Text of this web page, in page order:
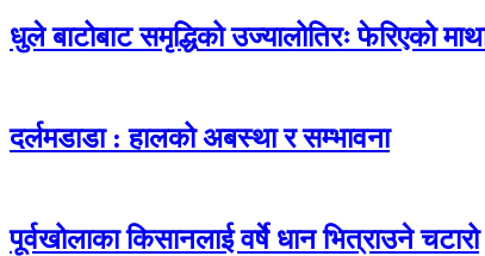
धुले बाटोबाट समृद्धिको उज्यालोतिरः फेरिएको
दर्लमडाडा : हालको अबस्था र सम्भावना
पूर्वखोलाका किसानलाई वर्षे धान भित्राउने चटारो